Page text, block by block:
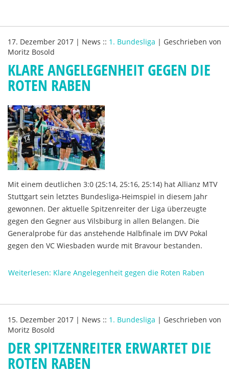
17. Dezember 2017 | News :: 1. Bundesliga | Geschrieben von
Moritz Bosold
KLARE ANGELEGENHEIT GEGEN DIE
ROTEN RABEN
Mit einem deutlichen 3:0 (25:14, 25:16, 25:14) hat Allianz MTV
Stuttgart sein letztes Bundesliga-Heimspiel in diesem Jahr
gewonnen. Der aktuelle Spitzenreiter der Liga überzeugte
gegen den Gegner aus Vilsbiburg in allen Belangen. Die
Generalprobe für das anstehende Halbfinale im DVV Pokal
gegen den VC Wiesbaden wurde mit Bravour bestanden.
Weiterlesen: Klare Angelegenheit gegen die Roten Raben
15. Dezember 2017 | News :: 1. Bundesliga | Geschrieben von
Moritz Bosold
DER SPITZENREITER ERWARTET DIE
ROTEN RABEN